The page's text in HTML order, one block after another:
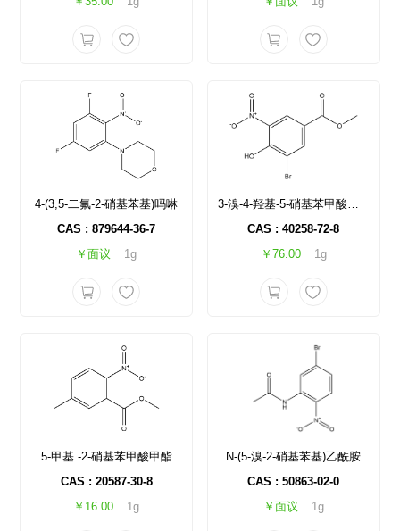
4-(3,5-二氟-2-硝基苯基)吗啉
CAS : 879644-36-7
￥面议
1g
3-溴-4-羟基-5-硝基苯甲酸甲酯
CAS : 40258-72-8
￥76.00
1g
5-甲基 -2-硝基苯甲酸甲酯
CAS : 20587-30-8
￥16.00
1g
N-(5-溴-2-硝基苯基)乙酰胺
CAS : 50863-02-0
￥面议
1g